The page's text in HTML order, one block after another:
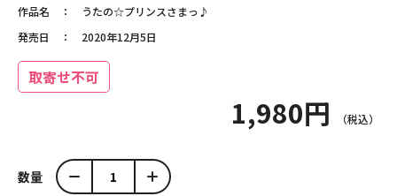
作品名
うたの☆プリンスさまっ♪
発売日
2020年12月5日
取寄せ不可
1,980円
数量